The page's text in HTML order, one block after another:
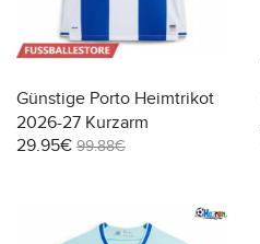
Günstige Porto Heimtrikot
2026-27 Kurzarm
29.95€ 99.88€